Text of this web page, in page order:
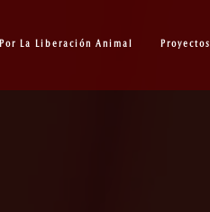
Por La Liberación Animal Proyectos